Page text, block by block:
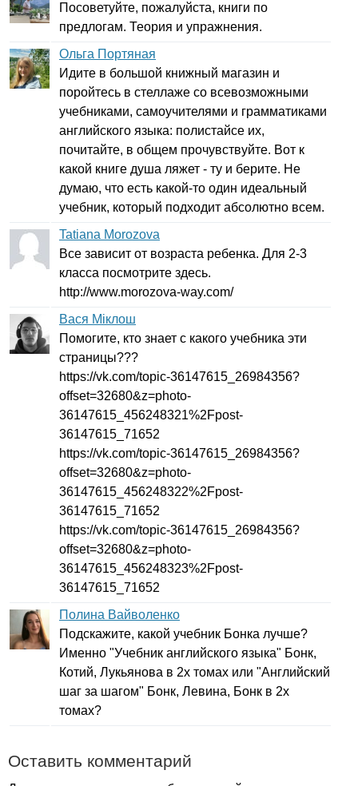
Посоветуйте, пожалуйста, книги по
предлогам. Теория и упражнения.
Ольга Портяная
Идите в большой книжный магазин и
поройтесь в стеллаже со всевозможными
учебниками, самоучителями и грамматиками
английского языка: полистайсе их,
почитайте, в общем прочувствуйте. Вот к
какой книге душа ляжет - ту и берите. Не
думаю, что есть какой-то один идеальный
учебник, который подходит абсолютно всем.
Tatiana Morozova
Все зависит от возраста ребенка. Для 2-3
класса посмотрите здесь.
http://www.morozova-way.com/
Вася Міклош
Помогите, кто знает с какого учебника эти
страницы???
https://vk.com/topic-36147615_26984356?
offset=32680&z=photo-
36147615_456248321%2Fpost-
36147615_71652
https://vk.com/topic-36147615_26984356?
offset=32680&z=photo-
36147615_456248322%2Fpost-
36147615_71652
https://vk.com/topic-36147615_26984356?
offset=32680&z=photo-
36147615_456248323%2Fpost-
36147615_71652
Полина Вайволенко
Подскажите, какой учебник Бонка лучше?
Именно "Учебник английского языка" Бонк,
Котий, Лукьянова в 2х томах или "Английский
шаг за шагом" Бонк, Левина, Бонк в 2х
томах?
Оставить комментарий